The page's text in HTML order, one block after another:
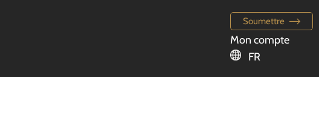
Soumettre
Mon compte
FR